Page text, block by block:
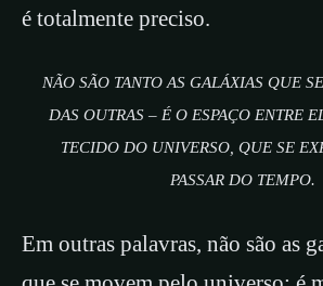
é totalmente preciso.
NÃO SÃO TANTO AS GALÁXIAS QUE
DAS OUTRAS – É O ESPAÇO ENTRE
TECIDO DO UNIVERSO, QUE SE
PASSAR DO TEMPO.
Em outras palavras, não são as